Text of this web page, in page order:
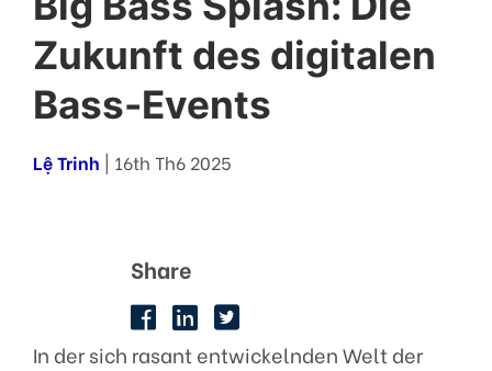
Zukunft des digitalen
Bass-Events
Lệ Trinh | 16th Th6 2025
Share
In der sich rasant entwickelnden Welt der